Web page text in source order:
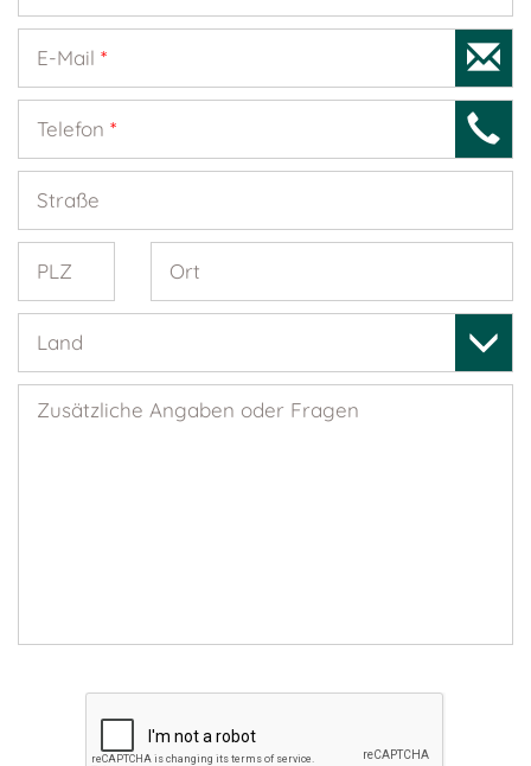
E-Mail *
Telefon *
Straße
PLZ Ort
Land
Zusätzliche Angaben oder Fragen